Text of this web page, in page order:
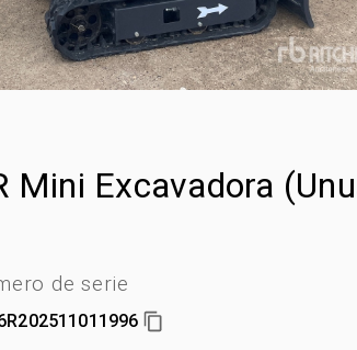
Mini Excavadora
de serie